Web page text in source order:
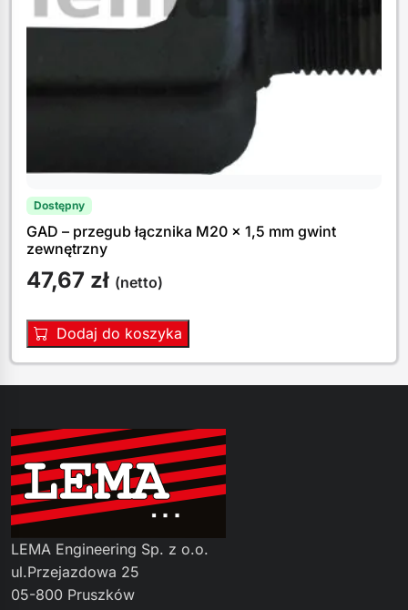
Dostępny
GAD – przegub łącznika M20 x 1,5 mm gwint
zewnętrzny
47,67 zł (netto)
Dodaj do koszyka
LEMA Engineering Sp. z o.o.
ul.Przejazdowa 25
05-800 Pruszków